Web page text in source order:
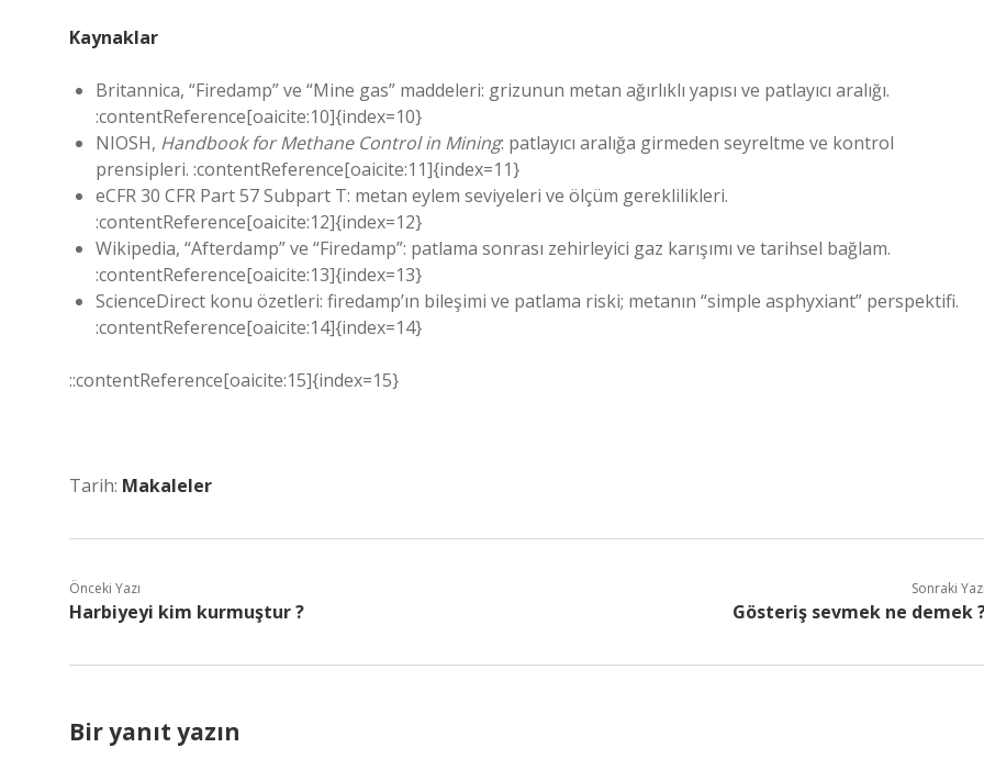
Kaynaklar
Britannica, “Firedamp” ve “Mine gas” maddeleri: grizunun metan ağırlıklı yapısı ve patlayıcı aralığı.
:contentReference[oaicite:10]{index=10}
NIOSH, Handbook for Methane Control in Mining: patlayıcı aralığa girmeden seyreltme ve kontrol
prensipleri. :contentReference[oaicite:11]{index=11}
eCFR 30 CFR Part 57 Subpart T: metan eylem seviyeleri ve ölçüm gereklilikleri.
:contentReference[oaicite:12]{index=12}
Wikipedia, “Afterdamp” ve “Firedamp”: patlama sonrası zehirleyici gaz karışımı ve tarihsel bağlam.
:contentReference[oaicite:13]{index=13}
ScienceDirect konu özetleri: firedamp’ın bileşimi ve patlama riski; metanın “simple asphyxiant” perspektifi.
:contentReference[oaicite:14]{index=14}
::contentReference[oaicite:15]{index=15}
Tarih: Makaleler
Önceki Yazı
Harbiyeyi kim kurmuştur ?
Sonraki
Gösteriş sevmek ne demek
Bir yanıt yazın